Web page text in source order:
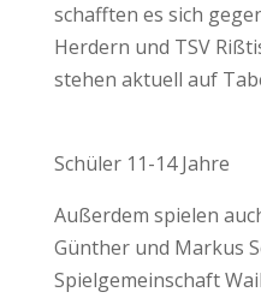
schafften es sich
Herdern und TSV
stehen aktuell auf
Schüler 11-14 Jahre
Außerdem spielen
Günther und Markus
Spielgemeinschaft